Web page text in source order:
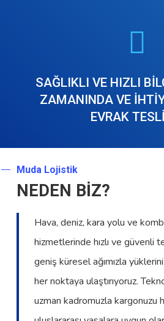
SAĞLIKLI VE HIZLI
ZAMANINDA VE
EVRAK
Muda Lojistik
NEDEN BİZ?
Hava, deniz, kara yolu ve
hizmetlerinde hızlı ve güvenli
geniş küresel ağımızla
her noktaya ulaştırıyoruz.
uzman kadromuzla kargonuzu